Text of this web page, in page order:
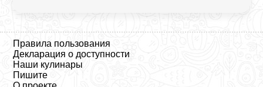
Правила пользования
Декларация о доступности
Наши кулинары
Пишите